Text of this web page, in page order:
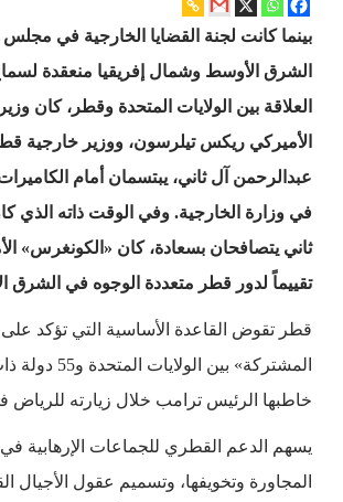
بينما كانت لجنة القضايا الخارجية في
الشرق الأوسط وشمال إفريقيا منعقدة
العلاقة بين الولايات المتحدة وقطر، كان
الأميركي ريكس تيلرسون، ووزير خارجية
عبدالرحمن آل ثاني، يبتسمان أمام
في وزارة الخارجية. وفي الوقت ذاته الذي
ثاني يتصافحان بسعادة، كان «الكونغرس»
تقييماً لدور قطر متعددة الوجوه في الشرق
قطر تقوض القاعدة الأساسية التي تؤكد
المشتركة» بين
خاطبها الرئيس ترامب خلال زيارته للرياض
يسهم الدعم القطري للجماعات الإرهابية
المجاورة وتخويفها، وتسميم عقول الأجيال